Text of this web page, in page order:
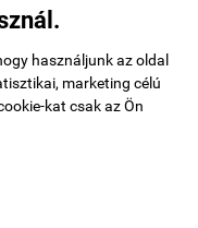
használjunk az oldal
marketing célú
kat csak az Ön